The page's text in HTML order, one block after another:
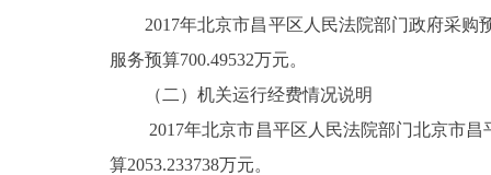
2017年北京市昌平区人民法院部门政府采购预
服务预算700.49532万元。
（二）机关运行经费情况说明
2017年北京市昌平区人民法院部门北京市昌
算2053.233738万元。